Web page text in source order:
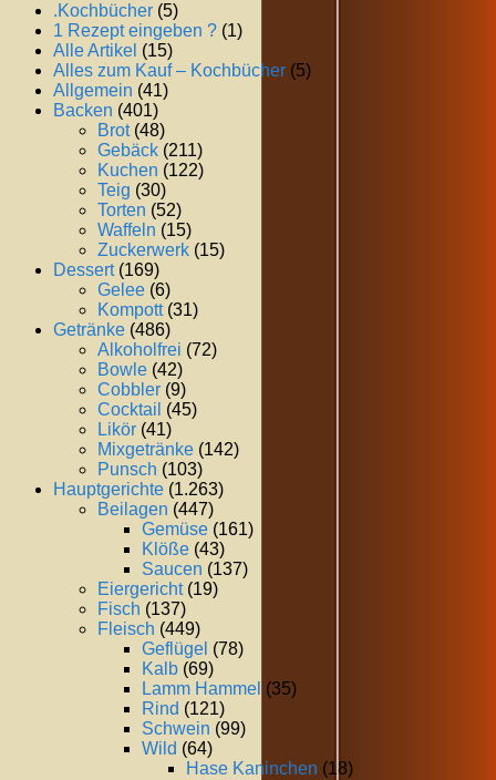
.Kochbücher (5)
1 Rezept eingeben ? (1)
Alle Artikel (15)
Alles zum Kauf – Kochbücher (5)
Allgemein (41)
Backen (401)
Brot(48)
Gebäck (211)
Kuchen (122)
Teig (30)
Torten (52)
Waffeln (15)
Zuckerwerk (15)
Dessert(169)
Gelee (6)
Kompott(31)
Getränke (486)
Alkoholfrei (72)
Bowle (42)
Cobbler (9)
Cocktail (45)
Likör (41)
Mixgetränke (142)
Punsch (103)
Hauptgerichte (1.263)
Beilagen (447)
Gemüse (161)
Klöße (43)
Saucen (137)
Eiergericht(19)
Fisch (137)
Fleisch (449)
Geflügel (78)
Kalb (69)
Lamm Hammel (35)
Rind (121)
Schwein (99)
Wild (64)
Hase Kaninchen (18)